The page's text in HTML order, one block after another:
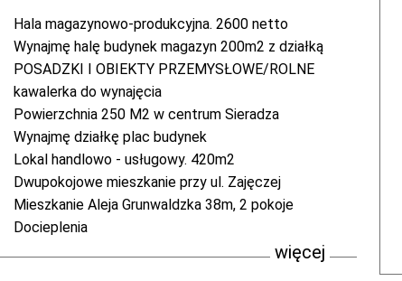
Hala magazynowo-produkcyjna. 2600 netto
Wynajmę halę budynek magazyn 200m2 z działką
POSADZKI I OBIEKTY PRZEMYSŁOWE/ROLNE
kawalerka do wynajęcia
Powierzchnia 250 M2 w centrum Sieradza
Wynajmę działkę plac budynek
Lokal handlowo - usługowy. 420m2
Dwupokojowe mieszkanie przy ul. Zajęczej
Mieszkanie Aleja Grunwaldzka 38m, 2 pokoje
Docieplenia
więcej